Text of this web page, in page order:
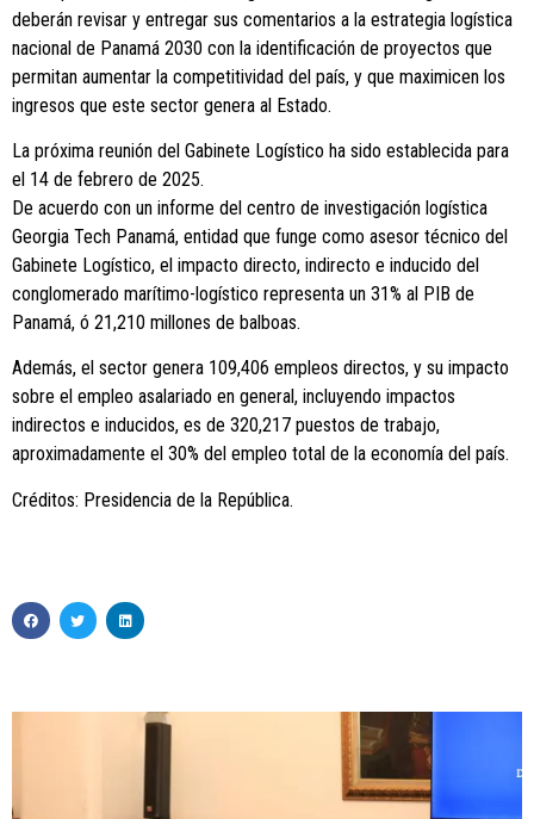
deberán revisar y entregar sus comentarios a la estrategia logística
nacional de Panamá 2030 con la identificación de proyectos que
permitan aumentar la competitividad del país, y que maximicen los
ingresos que este sector genera al Estado.
La próxima reunión del Gabinete Logístico ha sido establecida para
el 14 de febrero de 2025.
De acuerdo con un informe del centro de investigación logística
Georgia Tech Panamá, entidad que funge como asesor técnico del
Gabinete Logístico, el impacto directo, indirecto e inducido del
conglomerado marítimo-logístico representa un 31% al PIB de
Panamá, ó 21,210 millones de balboas.
Además, el sector genera 109,406 empleos directos, y su impacto
sobre el empleo asalariado en general, incluyendo impactos
indirectos e inducidos, es de 320,217 puestos de trabajo,
aproximadamente el 30% del empleo total de la economía del país.
Créditos: Presidencia de la República.